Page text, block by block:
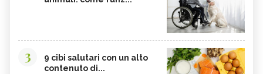
3
9 cibi salutari con un alto
contenuto di...